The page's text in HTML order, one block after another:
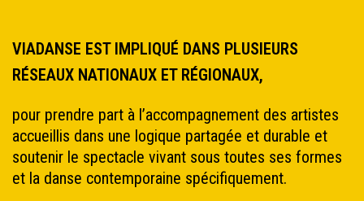
VIADANSE EST IMPLIQUÉ DANS PLUSIEURS
RÉSEAUX NATIONAUX ET RÉGIONAUX,
pour prendre part à l’accompagnement des artistes
accueillis dans une logique partagée et durable et
soutenir le spectacle vivant sous toutes ses formes
et la danse contemporaine spécifiquement.